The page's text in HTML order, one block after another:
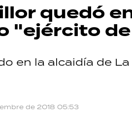
quedó
"ejército
en la alcaidía de
de 2018 05:53